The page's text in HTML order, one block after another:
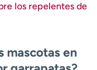
los repelentes de
mascotas en